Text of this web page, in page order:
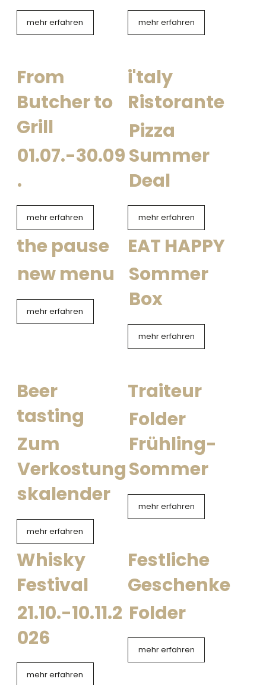
mehr erfahren mehr erfahren
From
Butcher to
Grill
01.07.-30.09
.
mehr erfahren
i'taly
Ristorante
Pizza
Summer
Deal
mehr erfahren
the pause
new menu
mehr erfahren
EAT HAPPY
Sommer
Box
mehr erfahren
Beer
tasting
Zum
Verkostung
skalender
mehr erfahren
Traiteur
Folder
Frühling-
Sommer
mehr erfahren
Whisky
Festival
21.10.-10.11.2
026
mehr erfahren
Festliche
Geschenke
Folder
mehr erfahren